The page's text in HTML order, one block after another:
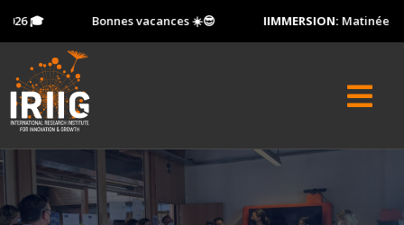
🎓 Bonnes vacances ☀️😎 IIMMERSION:Matinée